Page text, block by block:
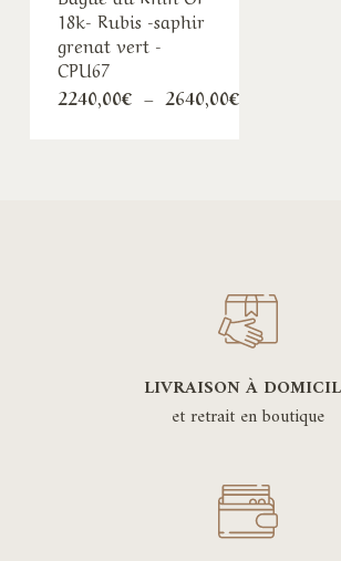
18k- Rubis -saphir
grenat vert -
CPU67
2240,00€ – 2640,00€Plage
de
LIVRAISON À
et retrait en boutique